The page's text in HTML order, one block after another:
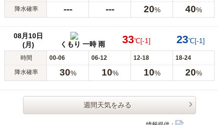
降水確率 --- --- 20% 40%
08月10日
(月)
くもり 一時 雨 33℃[-1] 23℃[-1]
時間 00-06 06-12 12-18 18-24
降水確率 30% 10% 10% 20%
週間天気をみる